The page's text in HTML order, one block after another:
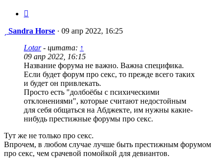
Сообщение
Sandra Horse · 09 апр 2022, 16:25
Lotar- цитата: ↑
09 апр 2022, 16:15
Название форума не важно. Важна специфика.
Если будет форум про секс, то прежде всего таких
и будет он привлекать.
Просто есть "долбоёбы с психическими
отклонениями", которые считают недостойным
для себя общаться на Абджекте, им нужны какие-
нибудь престижные форумы про секс.
Тут же не только про секс.
Впрочем, в любом случае лучше быть престижным форумом
про секс, чем срачевой помойкой для девиантов.